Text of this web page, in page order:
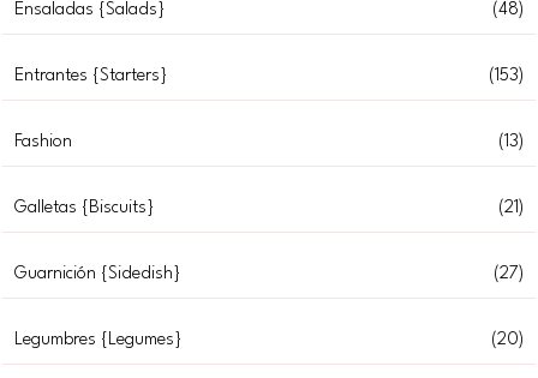
Ensaladas {Salads} (48)
Entrantes {Starters} (153)
Fashion (13)
Galletas {Biscuits} (21)
Guarnición {Sidedish} (27)
Legumbres {Legumes} (20)